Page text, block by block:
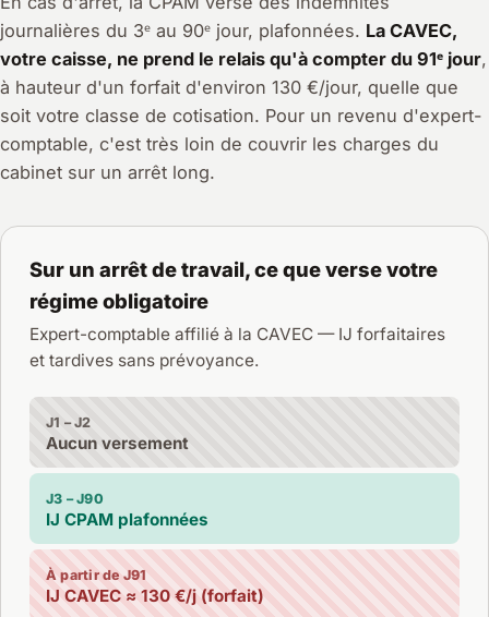
journalières du 3ᵉ au 90ᵉ jour, plafonnées. La CAVEC,
votre caisse, ne prend le relais qu'à compter du 91ᵉ jour,
à hauteur d'un forfait d'environ 130 €/jour, quelle que
soit votre classe de cotisation. Pour un revenu d'expert-
comptable, c'est très loin de couvrir les charges du
cabinet sur un arrêt long.
Sur un arrêt de travail, ce que verse votre
régime obligatoire
Expert-comptable affilié à la CAVEC — IJ forfaitaires
et tardives sans prévoyance.
J1 – J2
Aucun versement
J3 – J90
IJ CPAM plafonnées
À partir de J91
IJ CAVEC ≈ 130 €/j (forfait)